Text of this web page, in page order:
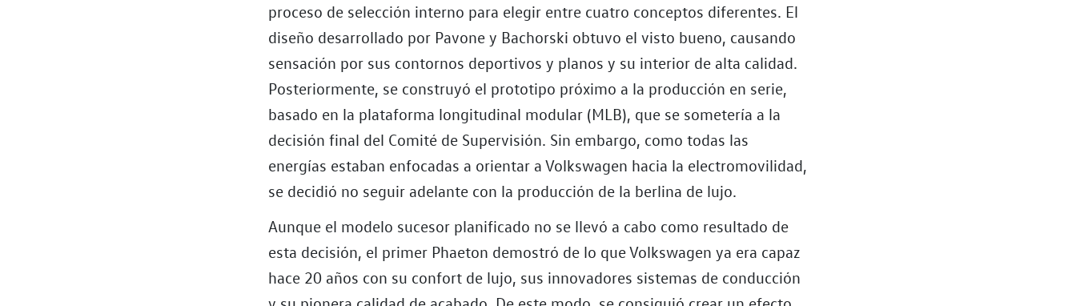
proceso de selección interno para elegir entre cuatro conceptos diferentes. El
diseño desarrollado por Pavone y Bachorski obtuvo el visto bueno, causando
sensación por sus contornos deportivos y planos y su interior de alta calidad.
Posteriormente, se construyó el prototipo próximo a la producción en serie,
basado en la plataforma longitudinal modular (MLB), que se sometería a la
decisión final del Comité de Supervisión. Sin embargo, como todas las
energías estaban enfocadas a orientar a Volkswagen hacia la electromovilidad,
se decidió no seguir adelante con la producción de la berlina de lujo.
Aunque el modelo sucesor planificado no se llevó a cabo como resultado de
esta decisión, el primer Phaeton demostró de lo que Volkswagen ya era capaz
hace 20 años con su confort de lujo, sus innovadores sistemas de conducción